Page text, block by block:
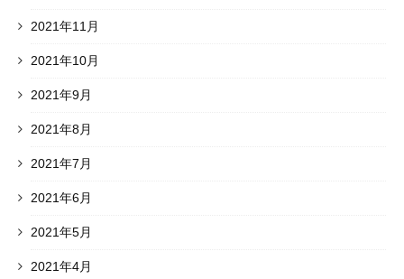
2021年11月
2021年10月
2021年9月
2021年8月
2021年7月
2021年6月
2021年5月
2021年4月